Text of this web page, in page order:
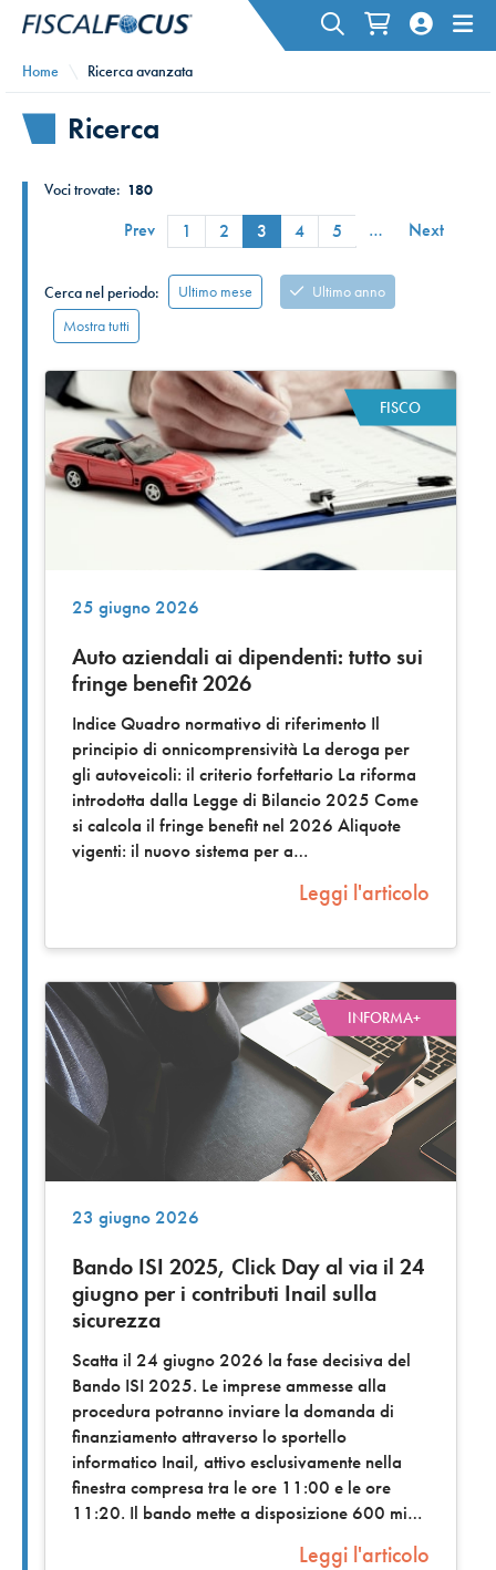
Home Ricerca avanzata
Ricerca
Voci trovate: 180
Prev 1 2 3 4 5 … Next
Cerca nel periodo: Ultimo mese
Ultimo anno
Mostra tutti
FISCO
25 giugno 2026
Auto aziendali ai dipendenti: tutto sui
fringe benefit 2026
Indice Quadro normativo di riferimento Il
principio di onnicomprensività La deroga per
gli autoveicoli: il criterio forfettario La riforma
introdotta dalla Legge di Bilancio 2025 Come
si calcola il fringe benefit nel 2026 Aliquote
vigenti: il nuovo sistema per a
Leggi l'articolo
INFORMA+
23 giugno 2026
Bando ISI 2025, Click Day al via il 24
giugno per i contributi Inail sulla
sicurezza
Scatta il 24 giugno 2026 la fase decisiva del
Bando ISI 2025. Le imprese ammesse alla
procedura potranno inviare la domanda di
finanziamento attraverso lo sportello
informatico Inail, attivo esclusivamente nella
finestra compresa tra le ore 11:00 e le ore
11:20. Il bando mette a disposizione 600 mi
Leggi l'articolo